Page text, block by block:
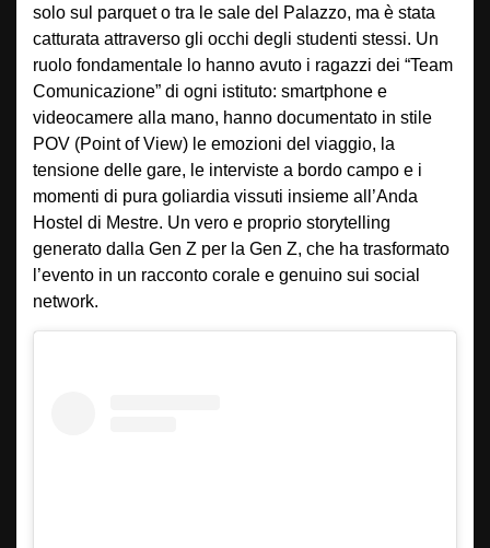
solo sul parquet o tra le sale del Palazzo, ma è stata
catturata attraverso gli occhi degli studenti stessi. Un
ruolo fondamentale lo hanno avuto i ragazzi dei “Team
Comunicazione” di ogni istituto: smartphone e
videocamere alla mano, hanno documentato in stile
POV (Point of View) le emozioni del viaggio, la
tensione delle gare, le interviste a bordo campo e i
momenti di pura goliardia vissuti insieme all’Anda
Hostel di Mestre. Un vero e proprio storytelling
generato dalla Gen Z per la Gen Z, che ha trasformato
l’evento in un racconto corale e genuino sui social
network.